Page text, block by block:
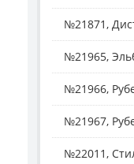
№21871,
№21965,
№21966,
№21967,
№22011,